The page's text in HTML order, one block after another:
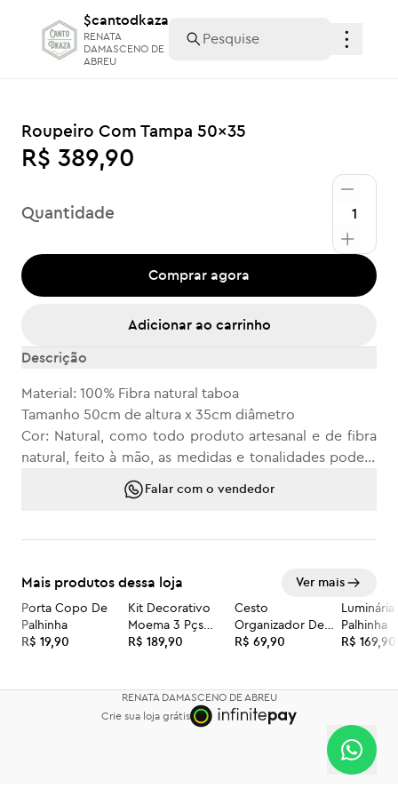
$cantodkaza
RENATA
DAMASCENO DE
ABREU
$cantodkaza
RENATA
DAMASCENO DE
ABREU
Roupeiro Com Tampa 50x35
R$ 389,90
Quantidade
Comprar agora
Adicionar ao carrinho
Descrição
Material: 100% Fibra natural taboa
Tamanho 50cm de altura x 35cm diâmetro
Cor: Natural, como todo produto artesanal e de fibra
natural, feito à mão, as medidas e tonalidades podem
ter pequenas variações.
Não resistente a água.
Para limpeza recomendamos passar aspirador ou
escova com cerdas macias.
Falar com o vendedor
Mais produtos dessa loja Ver mais
Porta Copo De
Palhinha
R$ 19,90
Kit Decorativo
Moema 3 Pçs
80cm montado
R$ 189,90
Cesto
Organizador De
Palhinha
R$ 69,90
Luminária
Palhinha
R$ 169,90
RENATA DAMASCENO DE ABREU
Crie sua loja grátis